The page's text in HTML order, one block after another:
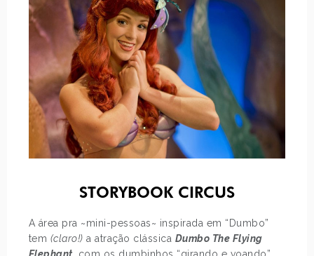
STORYBOOK CIRCUS
A área pra ~mini-pessoas~ inspirada em “Dumbo”
tem (claro!) a atração clássica Dumbo The Flying